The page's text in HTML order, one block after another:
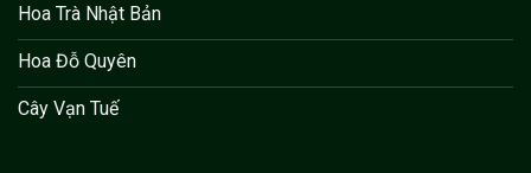
Hoa Trà Nhật Bản
Hoa Đỗ Quyên
Cây Vạn Tuế